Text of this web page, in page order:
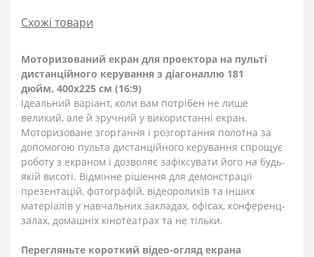
Схожі товари
Моторизований екран для проектора на пульті
дистанційного керування з діагоналлю 181
дюйм, 400х225 см (16:9)
Ідеальний варіант, коли вам потрібен не лише
великий, але й зручний у використанні екран.
Моторизоване згортання і розгортання полотна за
допомогою пульта дистанційного керування спрощує
роботу з екраном і дозволяє зафіксувати його на будь-
якій висоті. Відмінне рішення для демонстрації
презентацій, фотографій, відеороликів та інших
матеріалів у навчальних закладах, офісах, конференц-
залах, домашніх кінотеатрах та не тільки.
Перегляньте короткий відео-огляд екрана